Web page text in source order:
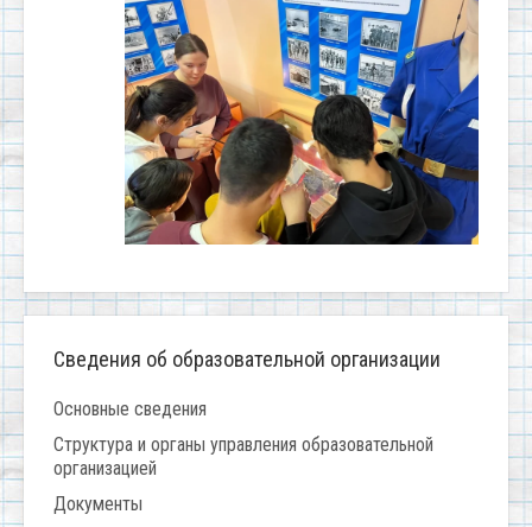
Сведения об образовательной организации
Основные сведения
Структура и органы управления образовательной
организацией
Документы